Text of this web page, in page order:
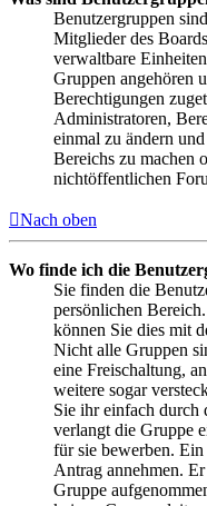
Benutzergruppen
Mitglieder des
verwaltbare
Gruppen angehören
Berechtigungen
Administratoren,
einmal zu ändern
Bereichs zu machen
nichtöffentlichen
Nach oben
Wo finde ich die
Sie finden die
persönlichen
können Sie dies mit
Nicht alle Gruppen
eine Freischaltung,
weitere sogar
Sie ihr einfach durch
verlangt die Gruppe
für sie bewerben.
Antrag annehmen.
Gruppe